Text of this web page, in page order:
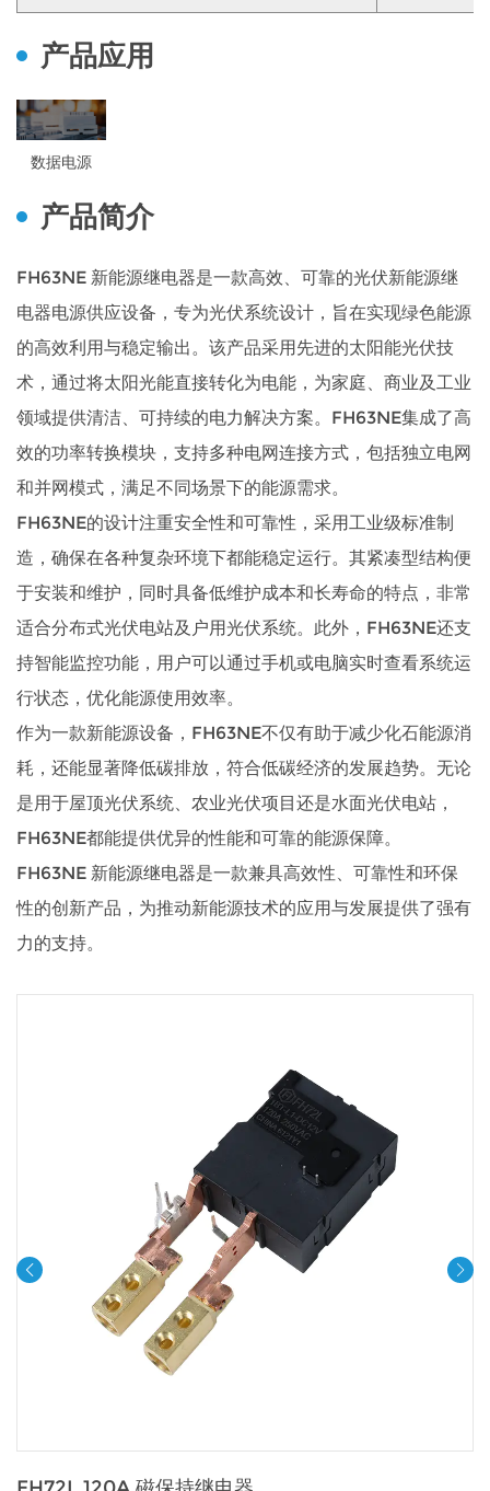
产品应用
数据电源
产品简介
FH63NE 新能源继电器是一款高效、可靠的光伏新能源继
电器电源供应设备，专为光伏系统设计，旨在实现绿色能源
的高效利用与稳定输出。该产品采用先进的太阳能光伏技
术，通过将太阳光能直接转化为电能，为家庭、商业及工业
领域提供清洁、可持续的电力解决方案。FH63NE集成了高
效的功率转换模块，支持多种电网连接方式，包括独立电网
和并网模式，满足不同场景下的能源需求。
FH63NE的设计注重安全性和可靠性，采用工业级标准制
造，确保在各种复杂环境下都能稳定运行。其紧凑型结构便
于安装和维护，同时具备低维护成本和长寿命的特点，非常
适合分布式光伏电站及户用光伏系统。此外，FH63NE还支
持智能监控功能，用户可以通过手机或电脑实时查看系统运
行状态，优化能源使用效率。
作为一款新能源设备，FH63NE不仅有助于减少化石能源消
耗，还能显著降低碳排放，符合低碳经济的发展趋势。无论
是用于屋顶光伏系统、农业光伏项目还是水面光伏电站，
FH63NE都能提供优异的性能和可靠的能源保障。
FH63NE 新能源继电器是一款兼具高效性、可靠性和环保
性的创新产品，为推动新能源技术的应用与发展提供了强有
力的支持。